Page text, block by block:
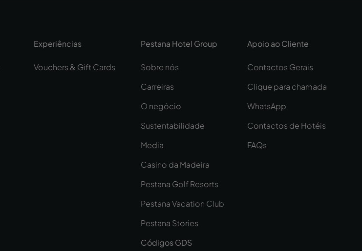
Experiências
Vouchers & Gift Cards
Pestana Hotel Group
Sobre nós
Carreiras
O negócio
Sustentabilidade
Media
Casino da Madeira
Pestana Golf Resorts
Pestana Vacation Club
Pestana Stories
Códigos GDS
Apoio ao Cliente
Contactos Gerais
Clique para chamada
WhatsApp
Contactos de Hotéis
FAQs